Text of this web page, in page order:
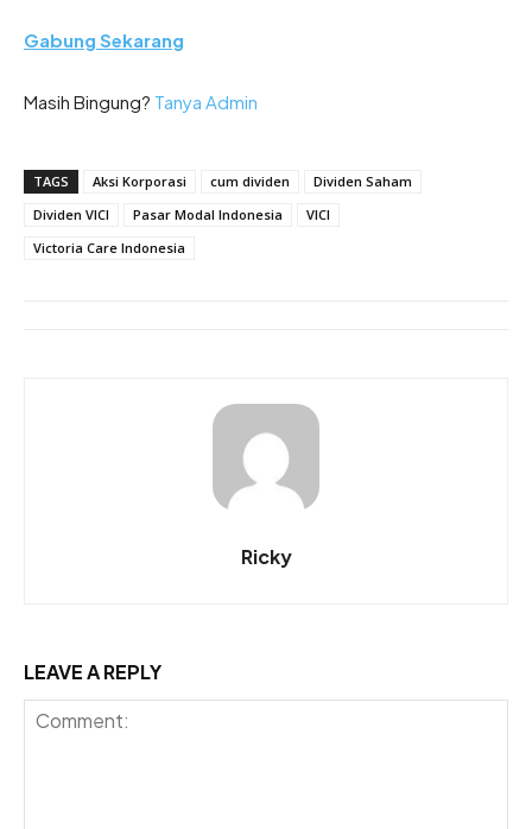
Gabung Sekarang
Masih Bingung? Tanya Admin
TAGS Aksi Korporasi cum dividen
Dividen Saham
Dividen VICI
Pasar Modal Indonesia
VICI
Victoria Care Indonesia
Ricky
LEAVE A REPLY